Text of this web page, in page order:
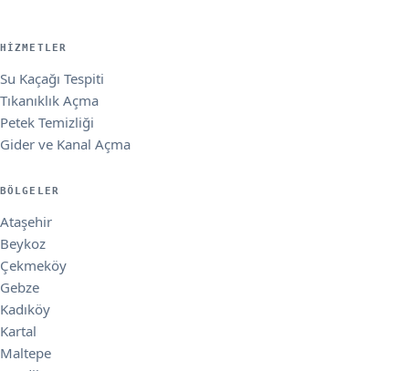
HIZMETLER
Su Kaçağı Tespiti
Tıkanıklık Açma
Petek Temizliği
Gider ve Kanal Açma
BÖLGELER
Ataşehir
Beykoz
Çekmeköy
Gebze
Kadıköy
Kartal
Maltepe